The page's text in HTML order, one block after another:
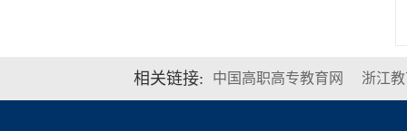
相关链接: 中国高职高专教育网 浙江